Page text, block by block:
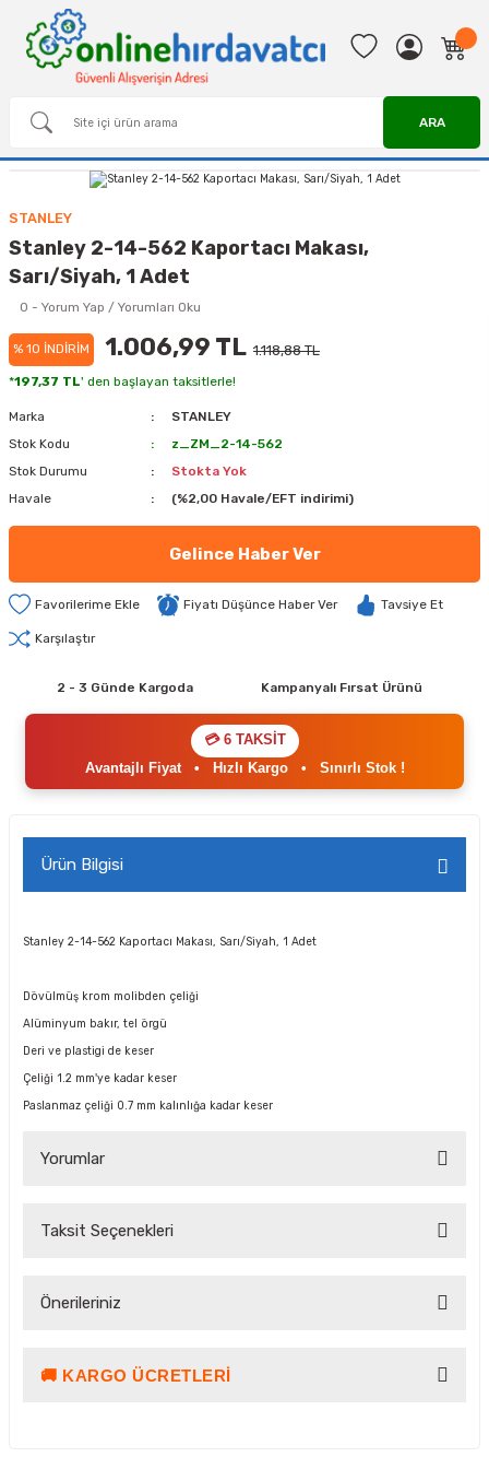
ARA
STANLEY
Stanley 2-14-562 Kaportacı Makası,
Sarı/Siyah, 1 Adet
0 - Yorum Yap / Yorumları Oku
% 10 İNDİRİM 1.006,99 TL 1.118,88 TL
*197,37 TL' den başlayan taksitlerle!
Marka
STANLEY
Stok Kodu
z_ZM_2-14-562
Stok Durumu
Stokta Yok
Havale
(%2,00 Havale/EFT indirimi)
Gelince Haber Ver
Fiyatı Düşünce Haber Ver Tavsiye Et
Karşılaştır
2 - 3 Günde Kargoda Kampanyalı Fırsat Ürünü
💳 6 TAKSİT
Avantajlı Fiyat• Hızlı Kargo• Sınırlı Stok !
Ürün Bilgisi
Stanley 2-14-562 Kaportacı Makası, Sarı/Siyah, 1 Adet
Dövülmüş krom molibden çeliği
Alüminyum bakır, tel örgü
Deri ve plastigi de keser
Çeliği 1.2 mm'ye kadar keser
Paslanmaz çeliği 0.7 mm kalınlığa kadar keser
Yorumlar
Taksit Seçenekleri
Önerileriniz
Bu ürünün fiyat bilgisi, resim, ürün açıklamalarında ve diğer
🚚 KARGO ÜCRETLERI